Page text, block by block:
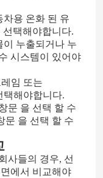
차용 온화 된 유
선택해야합니다.
이 누출되거나 누
시스템이 있어야
임 또는
택해야합니다.
문 을 선택 할 수
문 을 선택 할 수
사들의 경우, 선
에서 비교해야